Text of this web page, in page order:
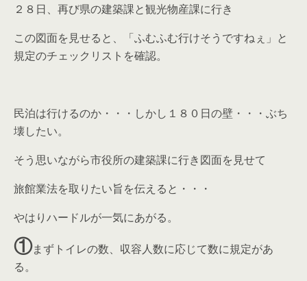
２８日、再び県の建築課と観光物産課に行き
この図面を見せると、「ふむふむ行けそうですねぇ」と
規定のチェックリストを確認。
民泊は行けるのか・・・しかし１８０日の壁・・・ぶち
壊したい。
そう思いながら市役所の建築課に行き図面を見せて
旅館業法を取りたい旨を伝えると・・・
やはりハードルが一気にあがる。
①まずトイレの数、収容人数に応じて数に規定があ
る。